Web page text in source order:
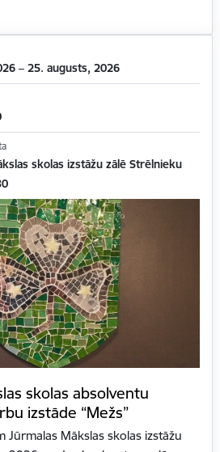
– 25. augusts, 2026
skolas izstāžu zālē Strēlnieku
skolas absolventu
izstāde “Mežs”
Jūrmalas Mākslas skolas izstāžu